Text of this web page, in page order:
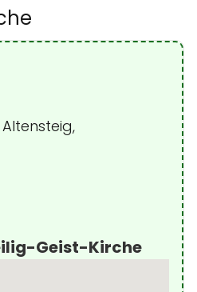
Altensteig,
Geist-Kirche